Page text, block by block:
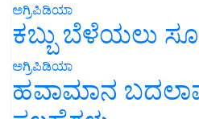
ಅಗ್ರಿಪಿಡಿಯಾ
ಕಬ್ಬು ಬೆಳೆಯಲು
ಅಗ್ರಿಪಿಡಿಯಾ
ಹವಾಮಾನ